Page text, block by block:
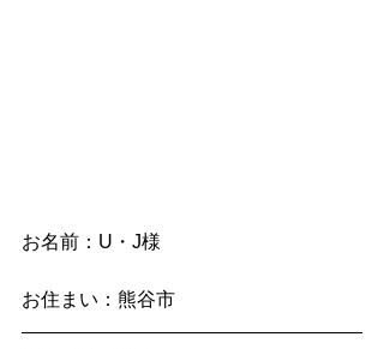
お名前：U・J様
お住まい：熊谷市